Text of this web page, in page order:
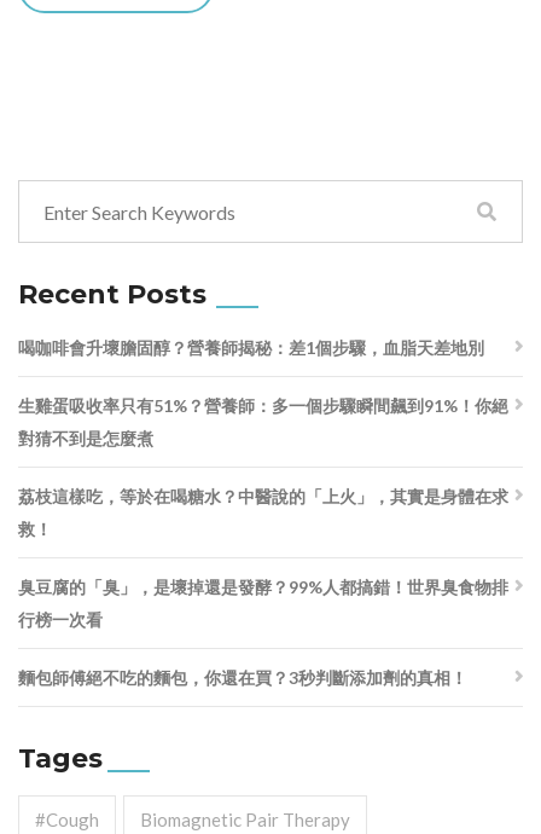
Recent Posts
喝咖啡會升壞膽固醇？營養師揭秘：差1個步驟，血脂天差地別
生雞蛋吸收率只有51%？營養師：多一個步驟瞬間飆到91%！你絕
對猜不到是怎麼煮
荔枝這樣吃，等於在喝糖水？中醫說的「上火」，其實是身體在求
救！
臭豆腐的「臭」，是壞掉還是發酵？99%人都搞錯！世界臭食物排
行榜一次看
麵包師傅絕不吃的麵包，你還在買？3秒判斷添加劑的真相！
Tages
#cough Biomagnetic Pair Therapy